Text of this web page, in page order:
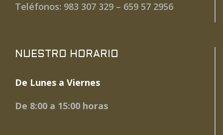
Teléfonos: 983 307 329 – 659 57 2956
NUESTRO HORARIO
De Lunes a Viernes
De 8:00 a 15:00 horas